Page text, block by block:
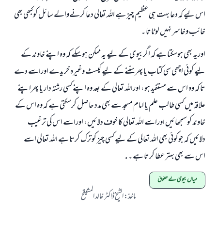
اس لیے کہ دعا بہت ہی عظیم چيز ہے اللہ تعالی دعا کرنےوالے سائل کوکبھی بھی
خائب وخاسر نہیں لوٹاتا ۔
اوریہ بھی ہوسکتا ہے کہ اگربیوی کے لیے یہ ممکن ہوسکے کہ وہ اپنے خاوند کے
لیے کوئي اچھی سی کتاب یا پھر سننے کے لیے کیسٹ وغیرہ خریدے اوراسے دے
تا کہ وہ اس سے مستفید ہو ، اوراللہ تعالی کے بعد وہ اپنے کسی رشتہ دار یا پھراپنے
علاقہ میں کسی طالب علم یا امام مسجد سے بھی مدد حاصل کرسکتی ہے کہ وہ اس کے
خاوند کوسمجھائيں اوراسے اللہ تعالی کا خوف دلائیں ، اوراسے اس کی ترغیب
دلائيں کہ جوکوئي بھی اللہ تعالی کے لیے کسی چيز کوترک کرتا ہے اللہ تعالی اسے
اس سے بھی بہتر عطا کرتا ہے ۔ .
میاں بیوی کے حقوق
ماخذ:الشيخ ڈاکٹر خالد المشیقح
ابھی تعاون کریں